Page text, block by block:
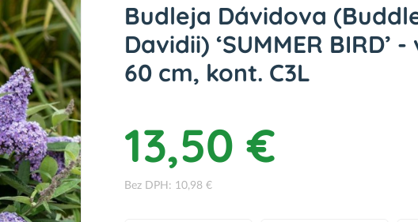
Budleja Dávidova
Davidii) ‘SUMMER BIRD’
60 cm, kont. C3L
13,50 €
Bez DPH: 10,98 €